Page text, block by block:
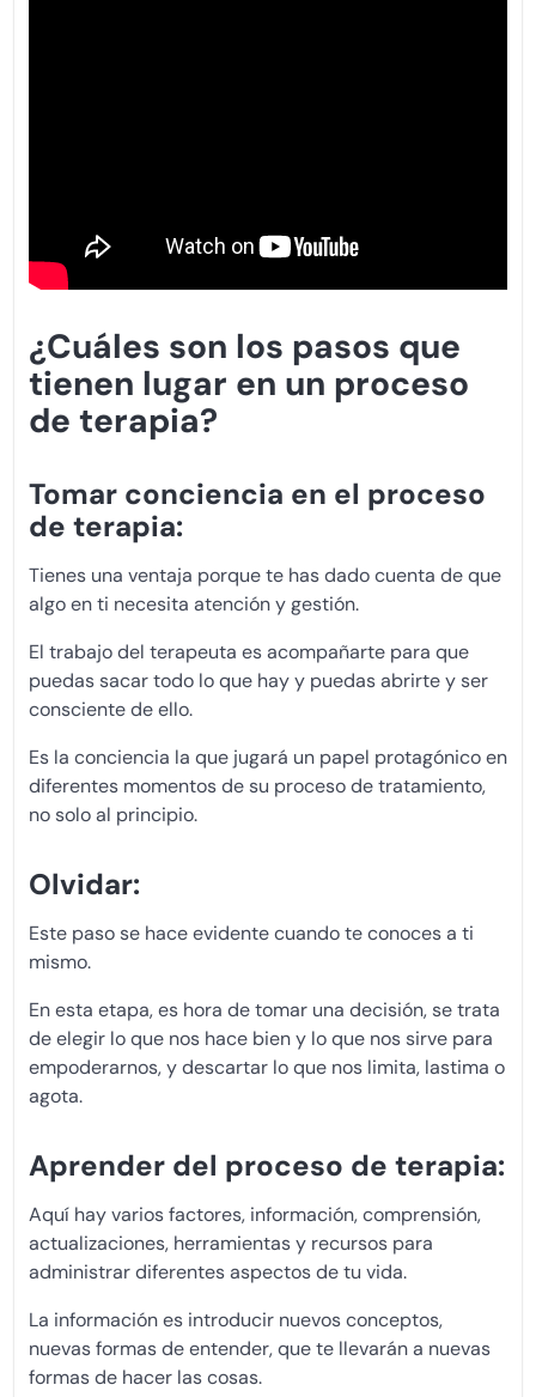
¿Cuáles son los pasos que
tienen lugar en un proceso
de terapia?
Tomar conciencia en el proceso
de terapia:
Tienes una ventaja porque te has dado cuenta de que
algo en ti necesita atención y gestión.
El trabajo del terapeuta es acompañarte para que
puedas sacar todo lo que hay y puedas abrirte y ser
consciente de ello.
Es la conciencia la que jugará un papel protagónico en
diferentes momentos de su proceso de tratamiento,
no solo al principio.
Olvidar:
Este paso se hace evidente cuando te conoces a ti
mismo.
En esta etapa, es hora de tomar una decisión, se trata
de elegir lo que nos hace bien y lo que nos sirve para
empoderarnos, y descartar lo que nos limita, lastima o
agota.
Aprender del proceso de terapia:
Aquí hay varios factores, información, comprensión,
actualizaciones, herramientas y recursos para
administrar diferentes aspectos de tu vida.
La información es introducir nuevos conceptos,
nuevas formas de entender, que te llevarán a nuevas
formas de hacer las cosas.